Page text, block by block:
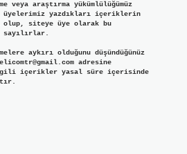
veya araştırma yükümlülüğümüz
üyelerimiz yazdıkları içeriklerin
olup, siteye üye olarak bu
sayılırlar.
aykırı olduğunu düşündüğünüz
adresine
içerikler yasal süre içerisinde